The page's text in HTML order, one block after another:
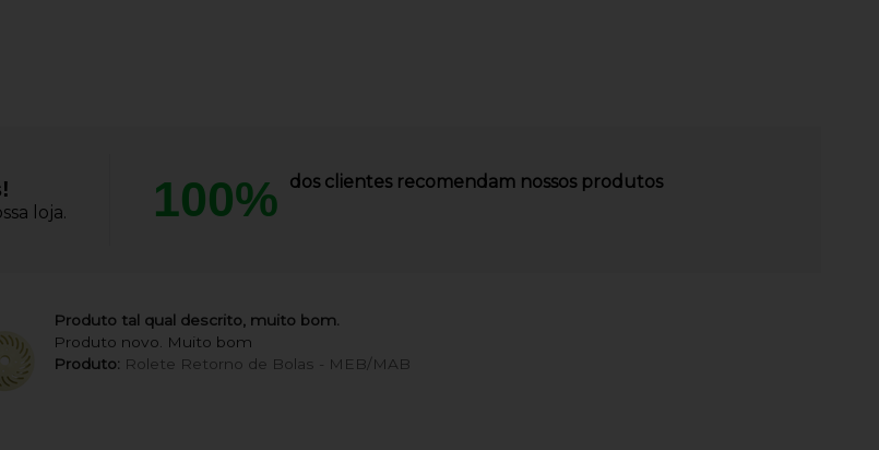
loja. 100% dos clientes recomendam nossos produtos
Produto tal qual descrito, muito bom.
Produto novo. Muito bom
Produto: Rolete Retorno de Bolas - MEB/MAB